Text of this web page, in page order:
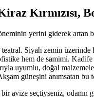
Kırmızısı,
yerini giderek artan
Siyah zemin üzerinde
hem de samimi.
uyumlu, doğal
güneşini anımsatan bu
avize seçtiyseniz, odanın